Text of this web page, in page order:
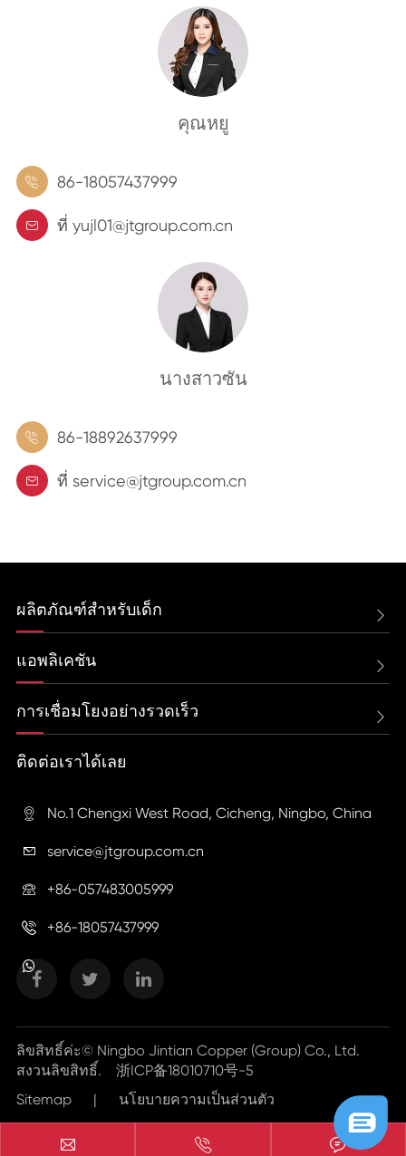
คุณหยู
 86-18057437999
 ที่ yujl01@jtgroup.com.cn
นางสาวซัน
 86-18892637999
 ที่ service@jtgroup.com.cn
ผลิตภัณฑ์สำหรับเด็ก 
แอพลิเคชัน 
การเชื่อมโยงอย่างรวดเร็ว 
ติดต่อเราได้เลย
 No.1 Chengxi West Road, Cicheng, Ningbo, China
 service@jtgroup.com.cn
 +86-057483005999
 +86-18057437999
ลิขสิทธิ์ค่ะ© Ningbo Jintian Copper (Group) Co., Ltd.
สงวนลิขสิทธิ์. 浙ICP备18010710号-5
Sitemap
| นโยบายความเป็นส่วนตัว
  